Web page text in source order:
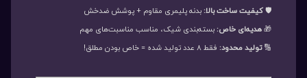
🛡️کیفیت ساخت بالا:بدنه پلیمری مقاوم + پوشش ضدخش
🎁هدیه‌ای خاص:بسته‌بندی شیک، مناسب مناسبت‌های مهم
🔢تولید محدود: فقط ۸ عدد تولید شده = خاص بودن مطلق!